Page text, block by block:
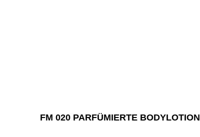
FM 020 PARFÜMIERTE BODYLOTION